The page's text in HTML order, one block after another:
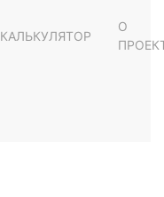
КАЛЬКУЛЯТОР
О